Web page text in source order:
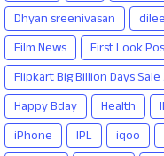
Dhyan sreenivasan
Film News
First Look
Flipkart Big Billion Days Sale
Happy Bday
Health
iPhone
IPL iqoo